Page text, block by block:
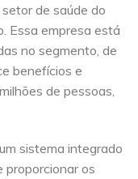
de saúde do
Essa empresa está
no segmento, de
benefícios e
de pessoas,
sistema integrado
proporcionar os